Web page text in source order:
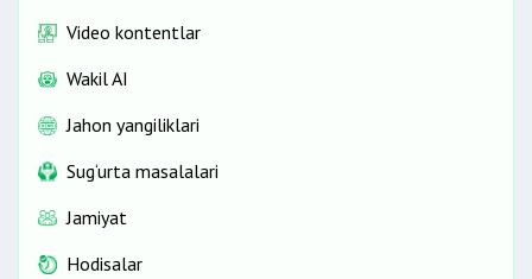
Video kontentlar
Wakil AI
Jahon yangiliklari
Sug‘urta masalalari
Jamiyat
Hodisalar